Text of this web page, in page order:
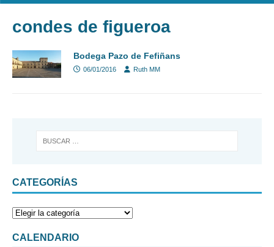
condes de figueroa
Bodega Pazo de Fefiñans
06/01/2016 Ruth MM
CATEGORÍAS
CALENDARIO